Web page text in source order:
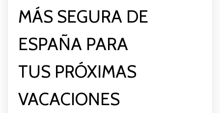
MÁS SEGURA DE
ESPAÑA PARA
TUS PRÓXIMAS
VACACIONES